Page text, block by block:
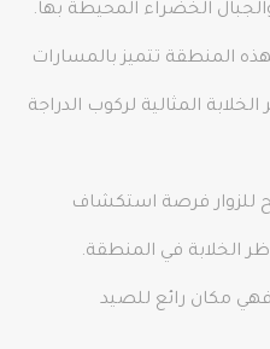
والجبال الخضراء المحيطة بها.
المنطقة تتميز بالمسارات
المثالية لركوب الدراجة
للزوار فرصة استكشاف
الخلابة في المنطقة.
مكان رائع للصيد